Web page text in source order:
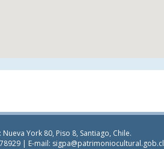
York 80, Piso 8, Santiago, Chile.
| E-mail: sigpa@patrimoniocultural.gob.cl